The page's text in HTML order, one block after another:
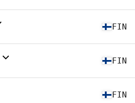
FIN
FIN
FIN